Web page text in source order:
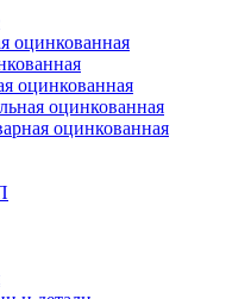
оцинкованная
оцинкованная
оцинкованная
оцинкованная